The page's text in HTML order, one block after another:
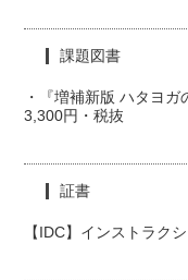
課題図書
・『増補新版 ハタヨ
3,300円・税抜
証書
【IDC】インストラク